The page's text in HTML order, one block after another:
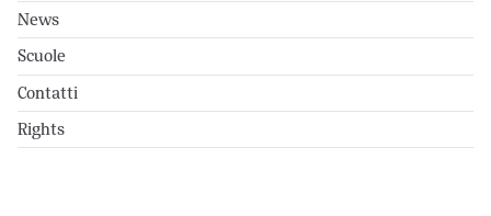
News
Scuole
Contatti
Rights